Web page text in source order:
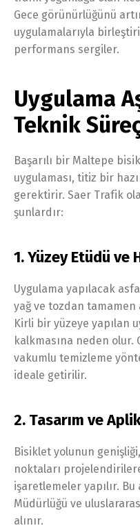
Gece görünürlüğünü
uygulamalarıyla
performans sergiler.
Uygulama
Teknik
Başarılı bir Maltepe
uygulaması, titiz bir
gerektirir. Saer Trafik
şunlardır:
1. Yüzey Etüdü ve
Uygulama yapılacak
yağ ve tozdan tamamen
Kirli bir yüzeye yapılan
kalkmasına neden olur.
vakumlu temizleme
ideale getirilir.
2. Tasarım ve
Bisiklet yolunun
noktaları
işaretlemeler yapılır.
Müdürlüğü ve
alınır.